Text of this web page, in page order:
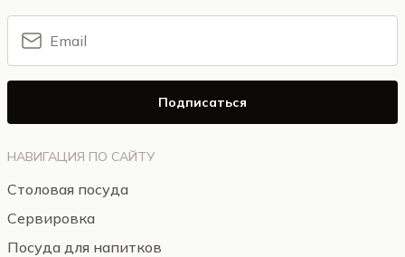
НАВИГАЦИЯ ПО САЙТУ
Столовая посуда
Сервировка
Посуда для напитков
Подписаться